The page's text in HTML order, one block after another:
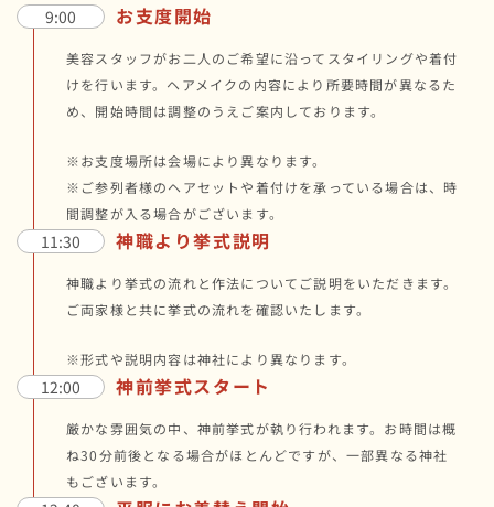
9:00 お支度開始
美容スタッフがお二人のご希望に沿ってスタイリングや着付
けを行います。ヘアメイクの内容により所要時間が異なるた
め、開始時間は調整のうえご案内しております。
※お支度場所は会場により異なります。
※ご参列者様のヘアセットや着付けを承っている場合は、時
間調整が入る場合がございます。
11:30 神職より挙式説明
神職より挙式の流れと作法についてご説明をいただきます。
ご両家様と共に挙式の流れを確認いたします。
※形式や説明内容は神社により異なります。
12:00 神前挙式スタート
厳かな雰囲気の中、神前挙式が執り行われます。お時間は概
ね30分前後となる場合がほとんどですが、一部異なる神社
もございます。